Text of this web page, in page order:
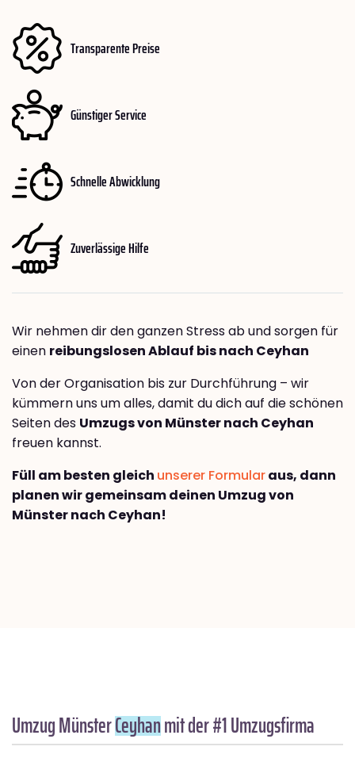
Transparente Preise
Günstiger Service
Schnelle Abwicklung
Zuverlässige Hilfe
Wir nehmen dir den ganzen Stress ab und sorgen für
einen reibungslosen Ablauf bis nach Ceyhan
Von der Organisation bis zur Durchführung – wir
kümmern uns um alles, damit du dich auf die schönen
Seiten des Umzugs von Münster nach Ceyhan
freuen kannst.
Füll am besten gleich unserer Formularaus, dann
planen wir gemeinsam deinen Umzug von
Münster nach Ceyhan!
Umzug MünsterCeyhanmit der #1 Umzugsfirma